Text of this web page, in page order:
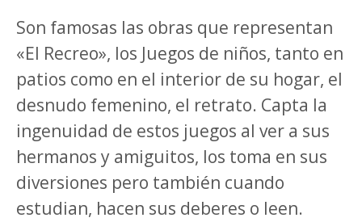
Son famosas las obras que representan
«El Recreo», los Juegos de niños, tanto en
patios como en el interior de su hogar, el
desnudo femenino, el retrato. Capta la
ingenuidad de estos juegos al ver a sus
hermanos y amiguitos, los toma en sus
diversiones pero también cuando
estudian, hacen sus deberes o leen.